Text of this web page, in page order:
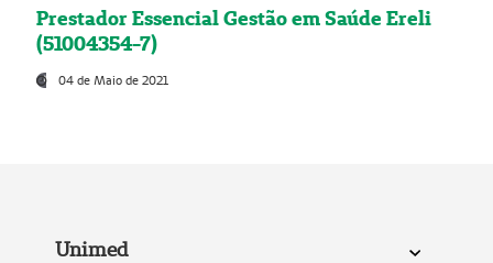
Prestador Essencial Gestão em Saúde Ereli
(51004354-7)
04 de Maio de 2021
Unimed